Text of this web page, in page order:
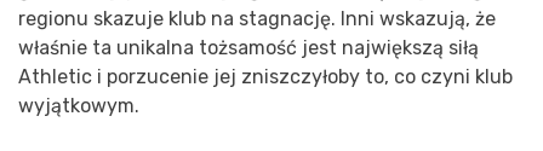
regionu skazuje klub na stagnację. Inni wskazują, że
właśnie ta unikalna tożsamość jest największą siłą
Athletic i porzucenie jej zniszczyłoby to, co czyni klub
wyjątkowym.